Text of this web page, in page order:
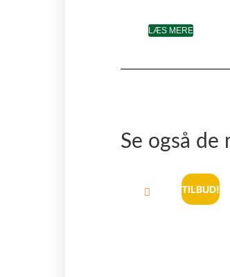
LÆS MERE
Se også de
TILBUD!